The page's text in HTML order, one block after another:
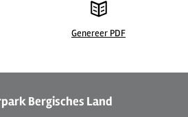
Genereer PDF
Bergisches Land